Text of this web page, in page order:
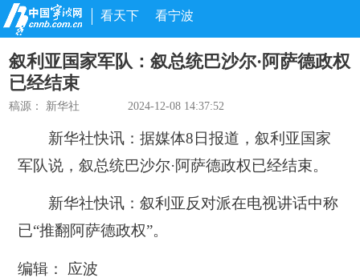
看天下 看宁波
叙利亚国家军队：叙总统巴沙尔·阿萨德政权
已经结束
稿源： 新华社 2024-12-08 14:37:52
新华社快讯：据媒体8日报道，叙利亚国家
军队说，叙总统巴沙尔·阿萨德政权已经结束。
新华社快讯：叙利亚反对派在电视讲话中称
已“推翻阿萨德政权”。
编辑： 应波